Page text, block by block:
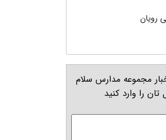
رویان
مجموعه مدارس سلام
را وارد کنید